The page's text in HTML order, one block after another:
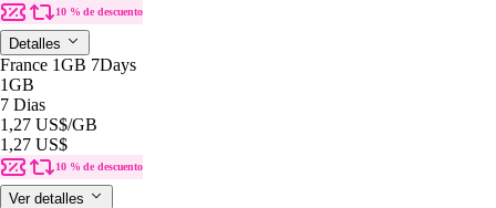
10 % de descuento
Detalles
France 1GB 7Days
1GB
7 Dias
1,27 US$/GB
1,27 US$
10 % de descuento
Ver detalles